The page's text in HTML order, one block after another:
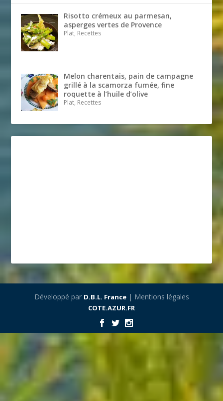
Risotto crémeux au parmesan,
asperges vertes de Provence
Plat, Recettes
Melon charentais, pain de campagne
grillé à la scamorza fumée, fine
roquette à l’huile d’olive
Plat, Recettes
Développé par D.B.L. France| Mentions légales
COTE.AZUR.FR